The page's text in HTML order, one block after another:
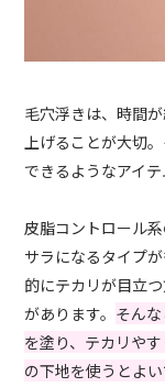
毛穴浮きは、時間
上げることが大切
できるようなアイテ
皮脂コントロール
サラになるタイプ
的にテカリが目立
があります。 そん
を塗り、テカリや
の下地を使うとよい